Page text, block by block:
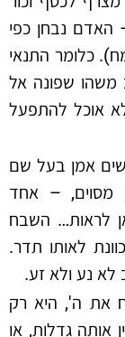
האדם נבחן כפי
כלומר התנאי
משהו שפונה אל
אוכל להתפעל
אמן בעל שם
מסוים, – אחד
לראות… השבח
לאותו תדר.
נע ולא זע.
את ה', היא רק
אותה גדלות, או